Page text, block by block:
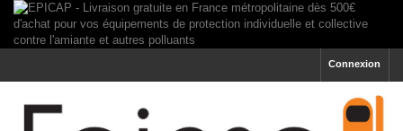
Connexion